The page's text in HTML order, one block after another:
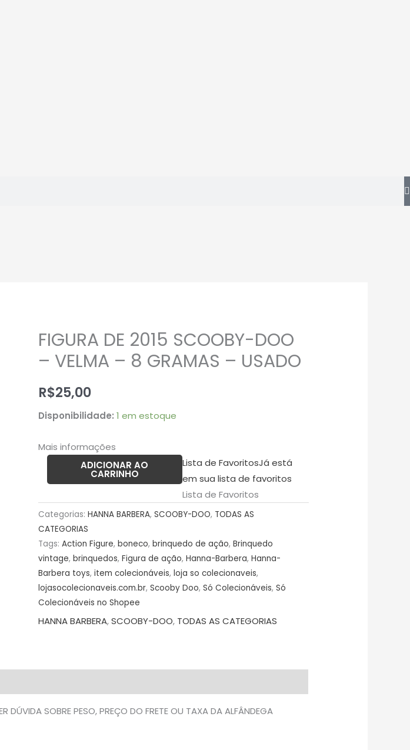
FIGURA DE 2015 SCOOBY-DOO
– VELMA – 8 GRAMAS – USADO
R$25,00
Disponibilidade: 1 em estoque
Mais informações
FIGURA
SCOOBY-
DOO
-
–
GRAMAS
USADO
quantidade
ADICIONAR AO
CARRINHO
Lista de FavoritosJá está
em sua lista de favoritos
Lista de Favoritos
Categorias: HANNA BARBERA, SCOOBY-DOO, TODAS AS
CATEGORIAS
Tags: Action Figure, boneco, brinquedo de ação, Brinquedo
vintage, brinquedos, Figura de ação, Hanna-Barbera, Hanna-
Barbera toys, item colecionáveis, loja so colecionaveis,
lojasocolecionaveis.com.br, Scooby Doo, Só Colecionáveis, Só
Colecionáveis no Shopee
HANNA BARBERA,SCOOBY-DOO, TODAS AS CATEGORIAS
DÚVIDA SOBRE PESO, PREÇO DO FRETE OU TAXA DA ALFÂNDEGA